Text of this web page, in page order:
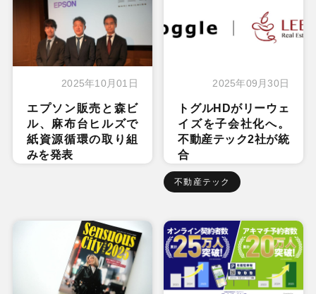
2025年10月01日
エプソン販売と森ビ
ル、麻布台ヒルズで
紙資源循環の取り組
みを発表
2025年09月30日
トグルHDがリーウェ
イズを子会社化へ。
不動産テック2社が統
合
不動産テック